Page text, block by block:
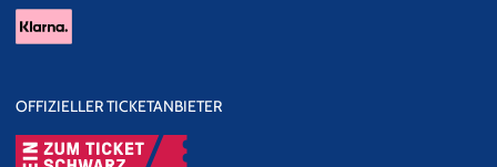
OFFIZIELLER TICKETANBIETER